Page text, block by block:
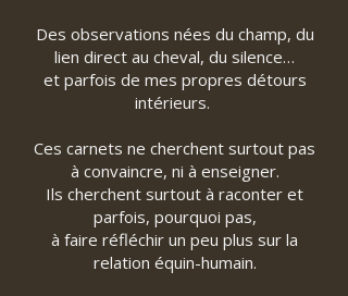
Des observations nées du champ, du
lien direct au cheval, du silence…
et parfois de mes propres détours
intérieurs.
Ces carnets ne cherchent surtout pas
à convaincre, ni à enseigner.
Ils cherchent surtout à raconter et
parfois, pourquoi pas,
à faire réfléchir un peu plus sur la
relation équin-humain.